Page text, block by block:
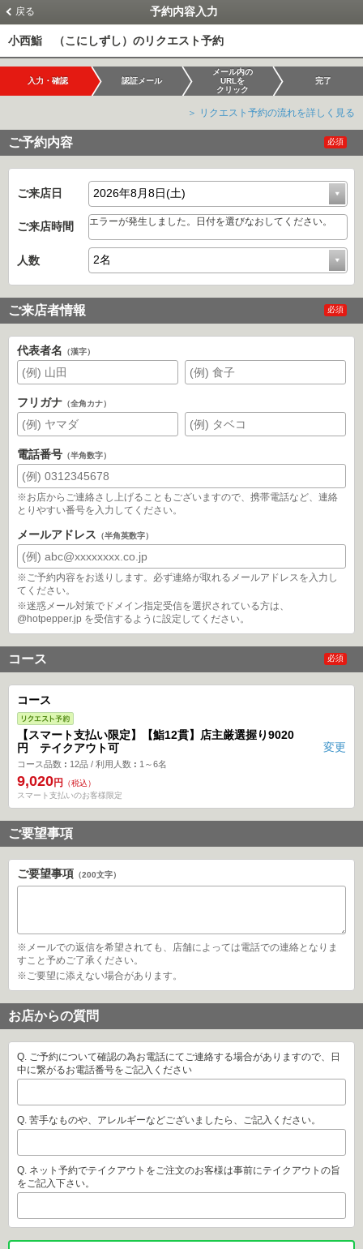
戻る 予約内容入力
小西鮨 （こにしずし）のリクエスト予約
入力・確認 認証メール
メール内の
URLを
クリック
完了
＞ リクエスト予約の流れを詳しく見る
ご予約内容 必須
ご来店日
ご来店時間 エラーが発生しました。日付を選びなおしてください。
人数
ご来店者情報 必須
代表者名 （漢字）
フリガナ （全角カナ）
電話番号 （半角数字）
※お店からご連絡さし上げることもございますので、携帯電話など、連絡
とりやすい番号を入力してください。
メールアドレス （半角英数字）
※ご予約内容をお送りします。必ず連絡が取れるメールアドレスを入力し
てください。
※迷惑メール対策でドメイン指定受信を選択されている方は、
@hotpepper.jp を受信するように設定してください。
コース 必須
コース
【スマート支払い限定】【鮨12貫】店主厳選握り9020
円 テイクアウト可
コース品数 12品 利用人数 1～6名
9,020円
（税込）
スマート支払いのお客様限定
変更
ご要望事項
ご要望事項 （200文字）
※メールでの返信を希望されても、店舗によっては電話での連絡となりま
すこと予めご了承ください。
※ご要望に添えない場合があります。
お店からの質問
Q. ご予約について確認の為お電話にてご連絡する場合がありますので、日
中に繋がるお電話番号をご記入ください
Q. 苦手なものや、アレルギーなどございましたら、ご記入ください。
Q. ネット予約でテイクアウトをご注文のお客様は事前にテイクアウトの旨
をご記入下さい。